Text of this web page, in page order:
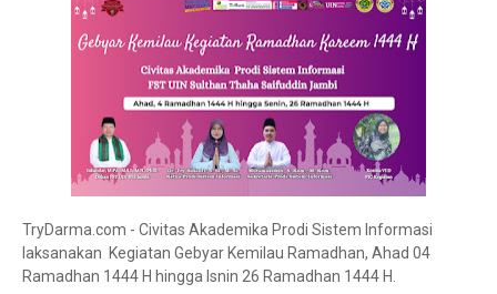
TryDarma.com - Civitas Akademika Prodi Sistem Informasi
laksanakan Kegiatan Gebyar Kemilau Ramadhan, Ahad 04
Ramadhan 1444 H hingga Isnin 26 Ramadhan 1444 H.